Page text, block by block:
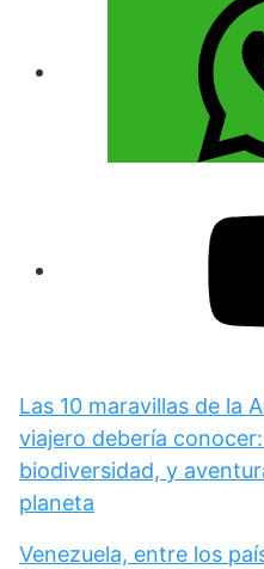
Las 10 maravillas de la
viajero debería
biodiversidad, y
planeta
Venezuela, entre los